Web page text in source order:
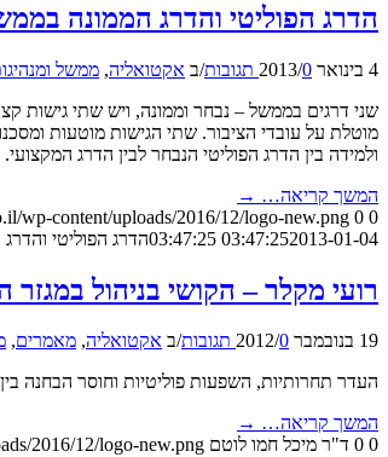
הדרג הפוליטי והדרג הממונה
4 בינואר 2013 /0 תגובות /ב אקטואליה, ממשל
שני דרגים בממשל – נבחר וממונה, ויש שתי גישות
מוטלת על עובדי הציבור. שתי הגישות מוטעות
ולמידה בין הדרג הפוליטי הנבחר לבין הדרג המקצועי.
המשך קריאה… →
wp-content/uploads/2016/12/logo-new.png 0 0
03:47:252013-01-04 03:47:25 הדרג הפוליטי
רועי מקלר – הקושי בניהול במגזר
19 בנובמבר 2012 /0 תגובות /ב אקטואליה, מאמרים,
העדר תחרותיות, השפעות פוליטיות וחוסר הבחנה
המשך קריאה… →
0
0 ד"ר מיכל חמו לוטם 2016/12/logo-new.png